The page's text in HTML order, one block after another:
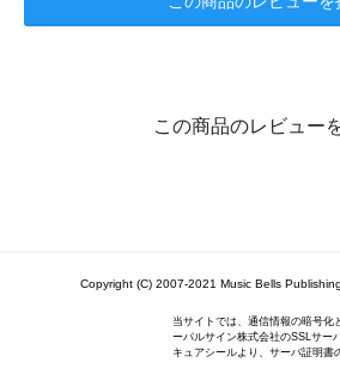
この商品のレビュー
Copyright (C) 2007-2021 Music Bells
当サイトでは、通信情報の暗号化
ーバルサイン株式会社のSSLサー
キュアシールより、サーバ証明書